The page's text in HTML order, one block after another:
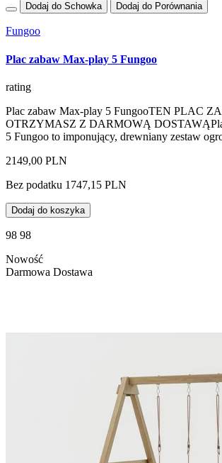
Dodaj do Schowka Dodaj do Porównania
Fungoo
Plac zabaw Max-play 5 Fungoo
rating
Plac zabaw Max-play 5 FungooTEN PLAC
OTRZYMASZ Z DARMOWĄ
5 Fungoo to imponujący, drewniany zestaw
2149,00 PLN
Bez podatku 1747,15 PLN
Dodaj do koszyka
98 98
Nowość
Darmowa Dostawa